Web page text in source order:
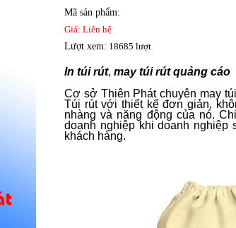
Mã sản phẩm:
Giá: Liên hệ
Lượt xem: 18685 lượt
In túi rút, may túi rút quảng cáo
Cơ sở Thiên Phát chuyên may
Túi rút với thiết kế đơn giản,
nhàng và năng động của nó.
doanh nghiệp khi doanh
khách hàng.